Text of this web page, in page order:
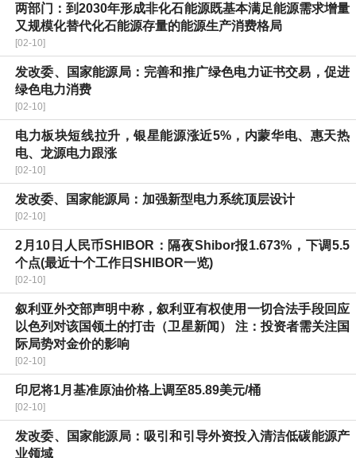
两部门：到2030年形成非化石能源既基本满足能源需求增量
又规模化替代化石能源存量的能源生产消费格局
[02-10]
发改委、国家能源局：完善和推广绿色电力证书交易，促进
绿色电力消费
[02-10]
电力板块短线拉升，银星能源涨近5%，内蒙华电、惠天热
电、龙源电力跟涨
[02-10]
发改委、国家能源局：加强新型电力系统顶层设计
[02-10]
2月10日人民币SHIBOR：隔夜Shibor报1.673%，下调5.5
个点(最近十个工作日SHIBOR一览)
[02-10]
叙利亚外交部声明中称，叙利亚有权使用一切合法手段回应
以色列对该国领土的打击（卫星新闻） 注：投资者需关注国
际局势对金价的影响
[02-10]
印尼将1月基准原油价格上调至85.89美元/桶
[02-10]
发改委、国家能源局：吸引和引导外资投入清洁低碳能源产
业领域